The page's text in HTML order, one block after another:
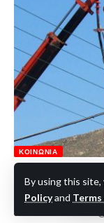
By using this
Policyand
ΚΟΙΝΩΝΊΑ
μεσημέρι –
eviaonline Newsroom